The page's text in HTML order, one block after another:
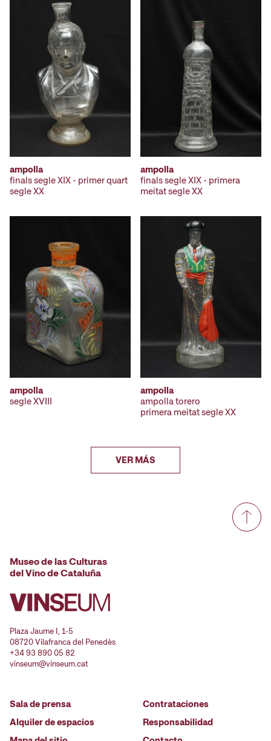
ampolla
finals segle XIX - primer quart
segle XX
ampolla
finals segle XIX - primera
meitat segle XX
ampolla
segle XVIII
ampolla
ampolla torero
primera meitat segle XX
VER MÁS
Museo de las Culturas
del Vino de Cataluña
Plaza Jaume I, 1-5
08720 Vilafranca del Penedès
+34 93 890 05 82
vinseum@vinseum.cat
Sala de prensa
Alquiler de espacios
Contrataciones
Responsabilidad